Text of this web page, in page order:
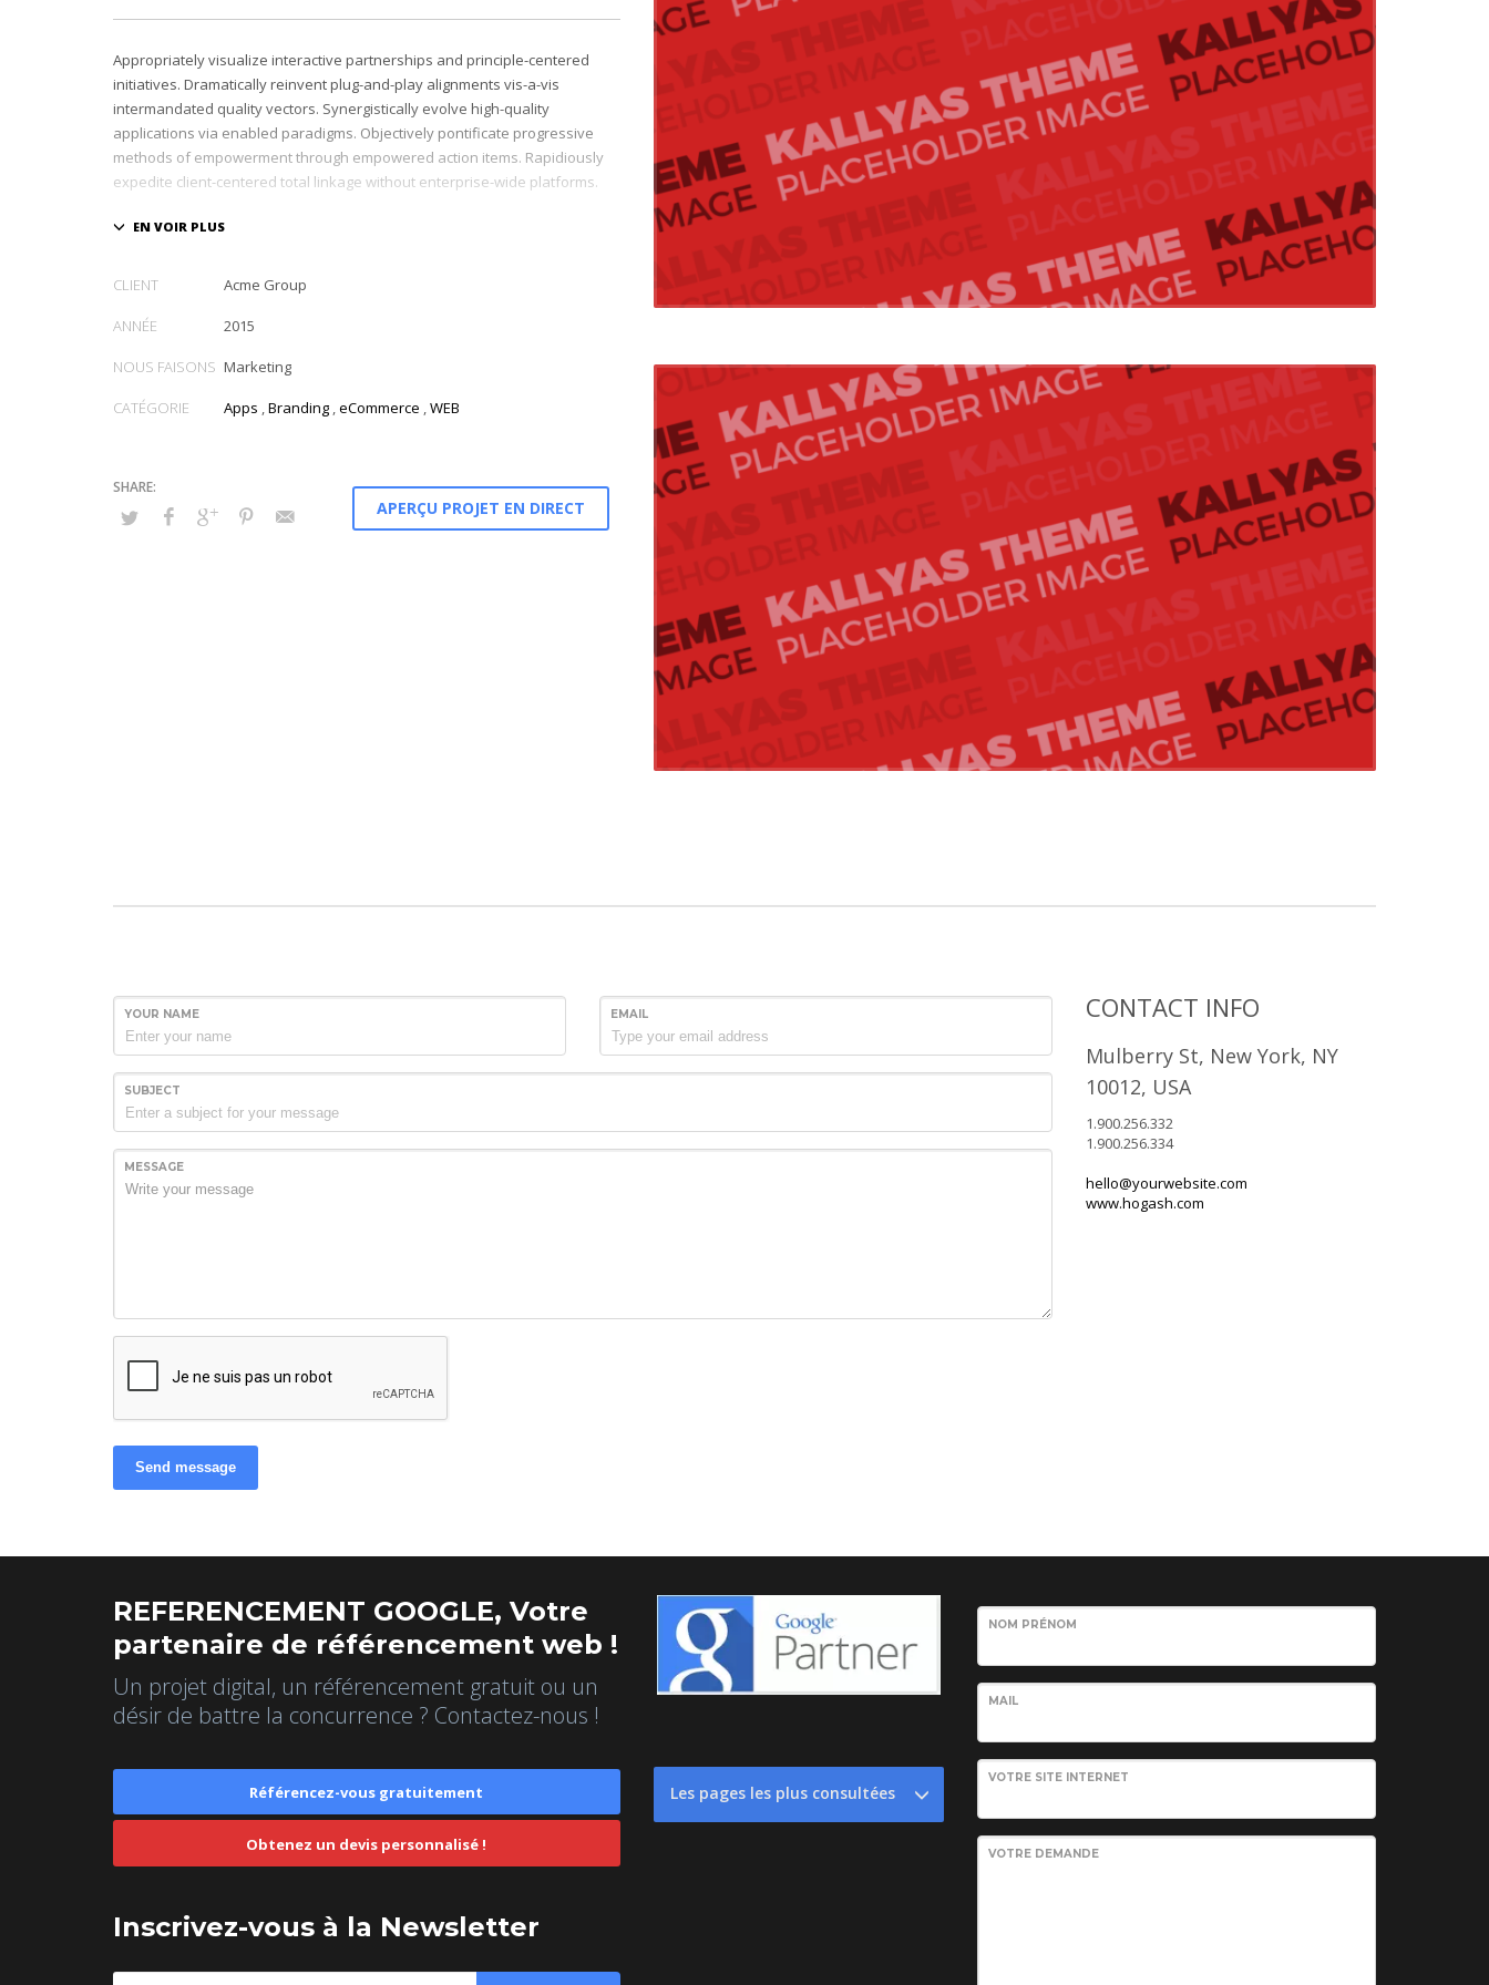
Appropriately visualize interactive partnerships and principle-centered
initiatives. Dramatically reinvent plug-and-play alignments vis-a-vis
intermandated quality vectors. Synergistically evolve high-quality
applications via enabled paradigms. Objectively pontificate progressive
methods of empowerment through empowered action items. Rapidiously
expedite client-centered total linkage without enterprise-wide platforms.
CLIENT Acme Group
ANNÉE 2015
NOUS FAISONS Marketing
CATÉGORIE Apps ,Branding ,eCommerce ,WEB
APERÇU PROJET EN DIRECT
YOUR NAME EMAIL
SUBJECT
MESSAGE
Send message
CONTACT INFO
Mulberry St, New York, NY
10012, USA
1.900.256.332
1.900.256.334
hello@yourwebsite.com
www.hogash.com
REFERENCEMENT GOOGLE, Votre
partenaire de référencement web !
Un projet digital, un référencement gratuit ou un
désir de battre la concurrence ? Contactez-nous !
Référencez-vous gratuitement
Obtenez un devis personnalisé !
Inscrivez-vous à la Newsletter
Les pages les plus consultées
NOM PRÉNOM
MAIL
VOTRE SITE INTERNET
VOTRE DEMANDE